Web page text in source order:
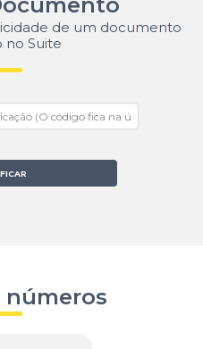
de um documento
no Suite
números